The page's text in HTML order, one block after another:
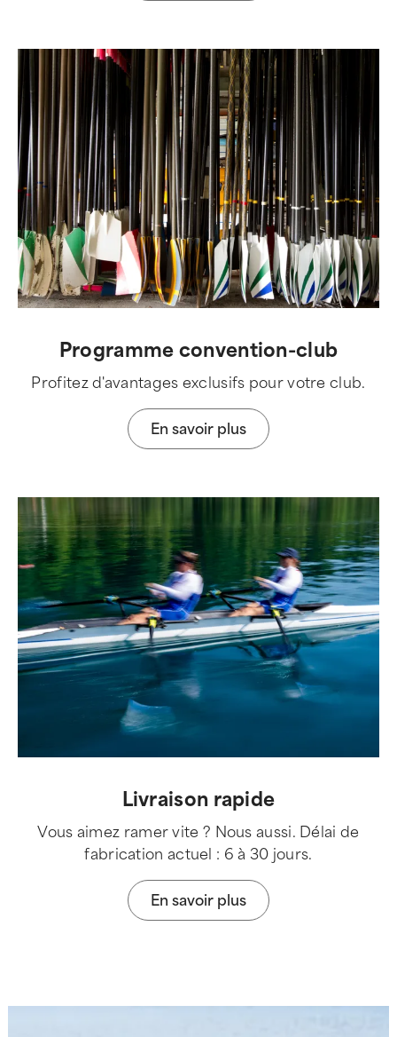
Programme convention-club
Profitez d'avantages exclusifs pour votre club.
En savoir plus
Livraison rapide
Vous aimez ramer vite ? Nous aussi. Délai de
fabrication actuel : 6 à 30 jours.
En savoir plus